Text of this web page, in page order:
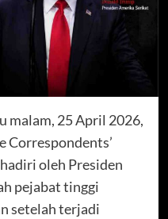
malam, 25 April 2026,
Correspondents’
oleh Presiden
pejabat tinggi
setelah terjadi